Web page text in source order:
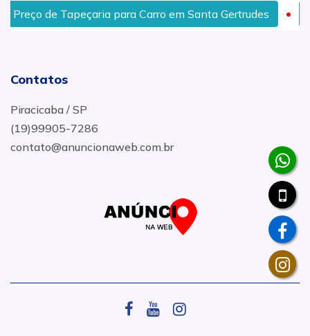
de Tapeçaria para Carro em Santa Gertrudes
Contatos
Piracicaba / SP
(19)99905-7286
contato@anuncionaweb.com.br